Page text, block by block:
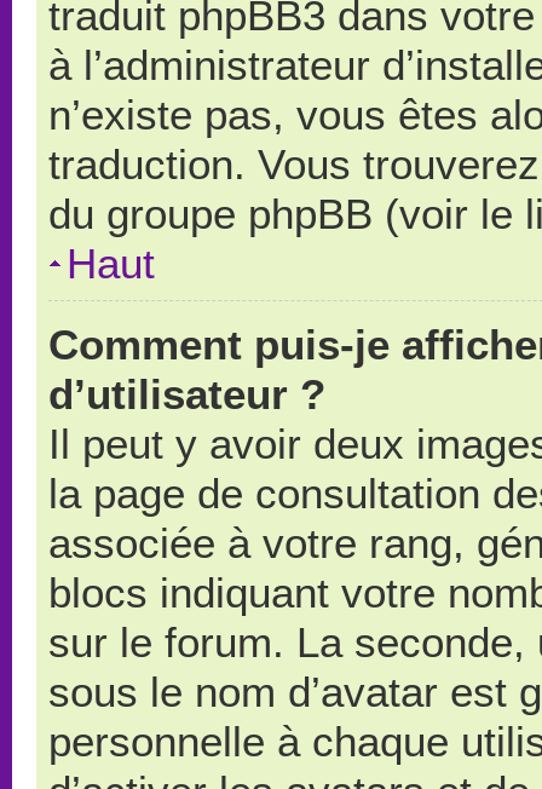
traduit phpBB3 dans
à l’administrateur
n’existe pas, vous êtes
traduction. Vous
du groupe phpBB (voir le
Haut
Comment puis-je
d’utilisateur ?
Il peut y avoir deux
la page de consultation
associée à votre rang,
blocs indiquant votre
sur le forum. La
sous le nom d’avatar est
personnelle à chaque